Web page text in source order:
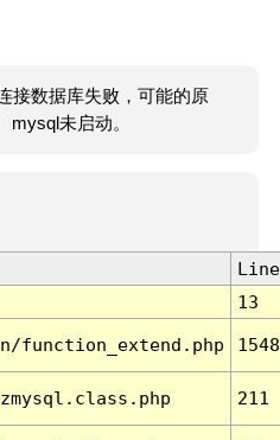
接数据库失败，可能的原
mysql未启动。
Line
13
function_extend.php 1548
211